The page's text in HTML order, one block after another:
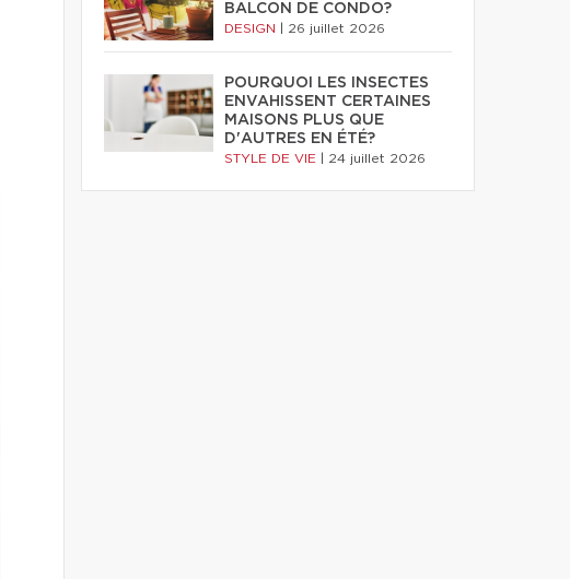
BALCON DE CONDO?
DESIGN 26 juillet 2026
POURQUOI LES INSECTES
ENVAHISSENT CERTAINES
MAISONS PLUS QUE
D'AUTRES EN ÉTÉ?
STYLE DE VIE 24 juillet 2026